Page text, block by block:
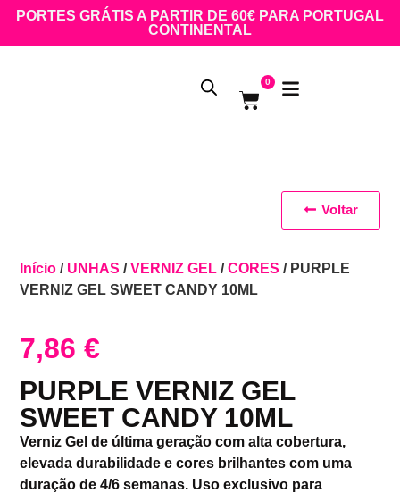
PORTES GRÁTIS A PARTIR DE 60€ PARA PORTUGAL
CONTINENTAL
0
Início / UNHAS /VERNIZ GEL /CORES / PURPLE
VERNIZ GEL SWEET CANDY 10ML
7,86€
PURPLE VERNIZ GEL
SWEET CANDY 10ML
Verniz Gel de última geração com alta cobertura,
elevada durabilidade e cores brilhantes com uma
duração de 4/6 semanas. Uso exclusivo para
Voltar